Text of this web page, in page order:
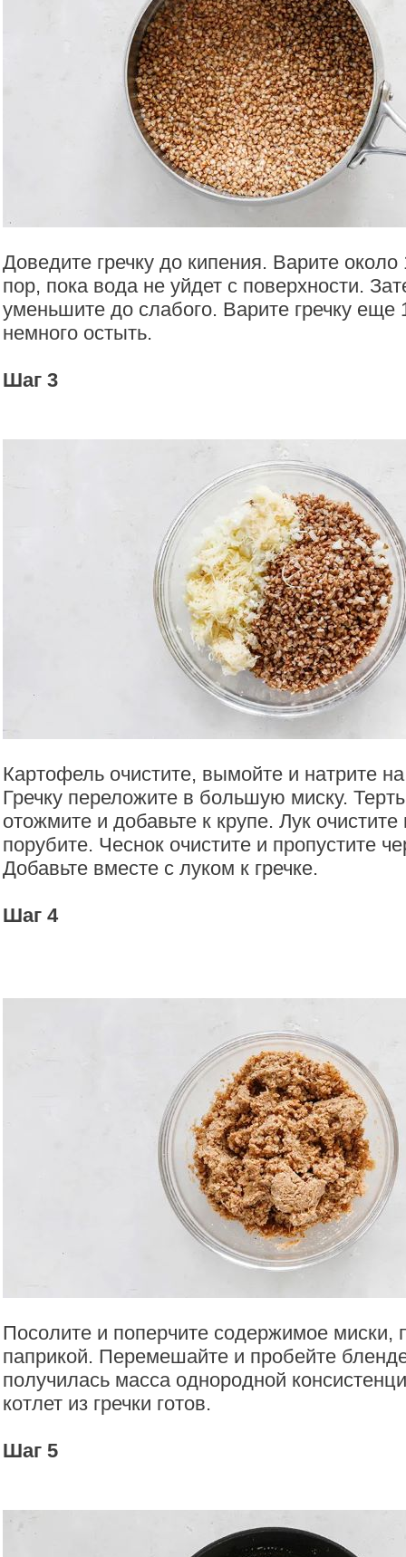
Доведите гречку до кипения. Варите
пор, пока вода не уйдет с поверхности.
уменьшите до слабого. Варите гречку еще
немного остыть.
Шаг 3
Картофель очистите, вымойте и натрите
Гречку переложите в большую миску.
отожмите и добавьте к крупе. Лук
порубите. Чеснок очистите и пропустите
Добавьте вместе с луком к гречке.
Шаг 4
Посолите и поперчите содержимое миски,
паприкой. Перемешайте и пробейте
получилась масса однородной
котлет из гречки готов.
Шаг 5